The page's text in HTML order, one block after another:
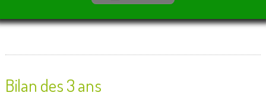
Bilan des 3 ans